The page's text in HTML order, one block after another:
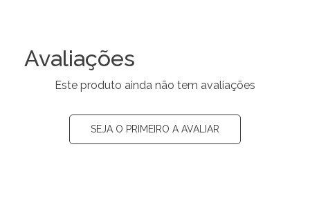
Avaliações
Este produto ainda não tem avaliações
SEJA O PRIMEIRO A AVALIAR